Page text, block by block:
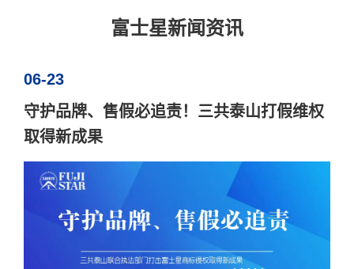
富士星新闻资讯
06-23
守护品牌、售假必追责！三共泰山打假维权
取得新成果